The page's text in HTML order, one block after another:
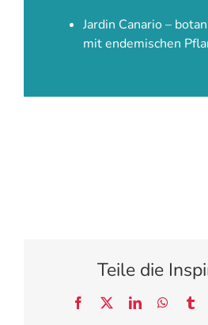
Jardin Canario –
mit endemischen
Teile die
Facebook LinkedIn